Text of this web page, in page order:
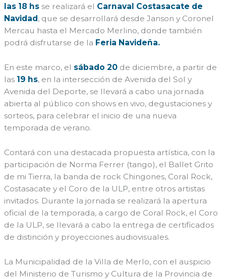
las 18 hs se realizará el Carnaval Costasacate de
Navidad , que se desarrollará desde Janson y Coronel
Mercau hasta el Mercado Merlino, donde también
podrá disfrutarse de la Feria Navideña.
En este marco, el sábado 20 de diciembre, a partir de
las 19 hs, en la intersección de Avenida del Sol y
Avenida del Deporte, se llevará a cabo una jornada
abierta al público con shows en vivo, degustaciones y
sorteos, para celebrar el inicio de una nueva
temporada de verano.
Contará con una destacada propuesta artística, con la
participación de Norma Ferrer (tango), el Ballet Grito
de mi Tierra, la banda de rock Chingones, Coral Rock,
Costasacate y el Coro de la ULP, entre otros artistas
invitados. Durante la jornada se realizará la apertura
oficial de la temporada, a cargo de Coral Rock, el Coro
de la ULP, se llevará a cabo la entrega de certificados
de distinción y proyecciones audiovisuales.
La Municipalidad de la Villa de Merlo, con el auspicio
del Ministerio de Turismo y Cultura de la Provincia de